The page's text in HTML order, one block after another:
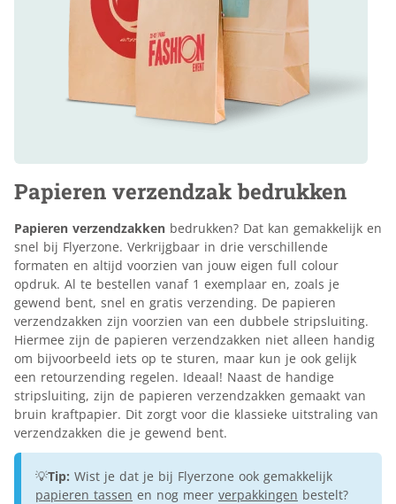
Papieren verzendzak bedrukken
Papieren verzendzakken bedrukken? Dat kan gemakkelijk en
snel bij Flyerzone. Verkrijgbaar in drie verschillende
formaten en altijd voorzien van jouw eigen full colour
opdruk. Al te bestellen vanaf 1 exemplaar en, zoals je
gewend bent, snel en gratis verzending. De papieren
verzendzakken zijn voorzien van een dubbele stripsluiting.
Hiermee zijn de papieren verzendzakken niet alleen handig
om bijvoorbeeld iets op te sturen, maar kun je ook gelijk
een retourzending regelen. Ideaal! Naast de handige
stripsluiting, zijn de papieren verzendzakken gemaakt van
bruin kraftpapier. Dit zorgt voor die klassieke uitstraling van
verzendzakken die je gewend bent.
💡Tip: Wist je dat je bij Flyerzone ook gemakkelijk
papieren tassen en nog meer verpakkingen bestelt?